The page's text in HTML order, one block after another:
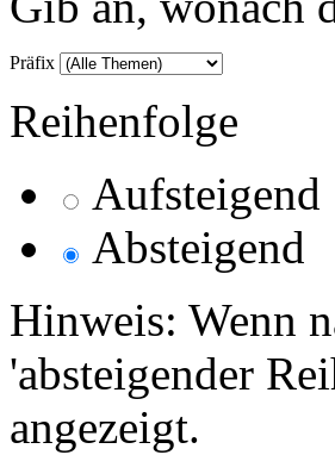
Präfix
Reihenfolge
Aufsteigend
Absteigend
Hinweis: Wenn
'absteigender
angezeigt.